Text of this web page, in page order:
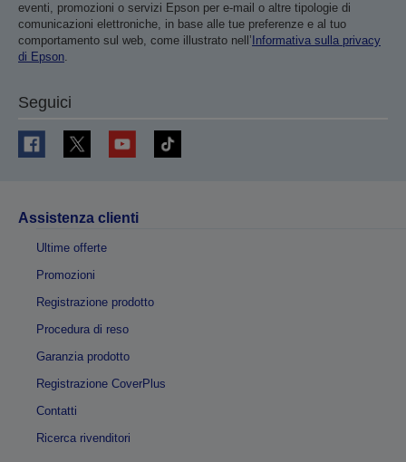
eventi, promozioni o servizi Epson per e-mail o altre tipologie di
comunicazioni elettroniche, in base alle tue preferenze e al tuo
comportamento sul web, come illustrato nell’ Informativa sulla privacy
di Epson.
Seguici
Assistenza clienti
Ultime offerte
Promozioni
Registrazione prodotto
Procedura di reso
Garanzia prodotto
Registrazione CoverPlus
Contatti
Ricerca rivenditori